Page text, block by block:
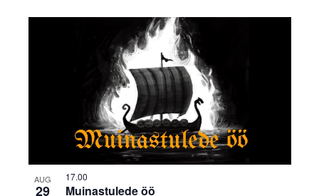
AUG
29 Muinastulede öö
17.00